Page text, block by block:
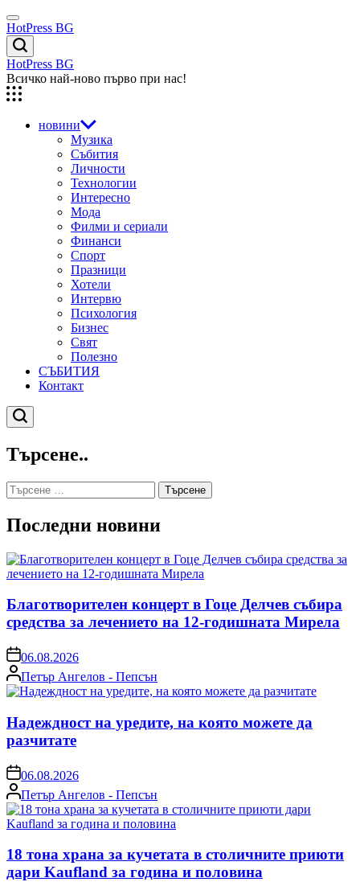
Skip
to
content
Menu
HotPress BG
Търсене
HotPress BG
Всичко най-ново първо при нас!
новини
Музика
Събития
Личности
Технологии
Интересно
Мода
Филми и сериали
Финанси
Спорт
Празници
Хотели
Интервю
Психология
Бизнес
Свят
Полезно
СЪБИТИЯ
Контакт
Търсене
Търсене..
Търсене
за:
Последни новини
Благотворителен концерт в Гоце Делчев събира
средства за лечението на 12-годишната Мирела
on06.08.2026
Posted
by
Петър Ангелов - Пепсън
Надеждност на уредите, на която можете да
разчитате
on06.08.2026
Posted
by
Петър Ангелов - Пепсън
18 тона храна за кучетата в столичните приюти
дари Kaufland за година и половина